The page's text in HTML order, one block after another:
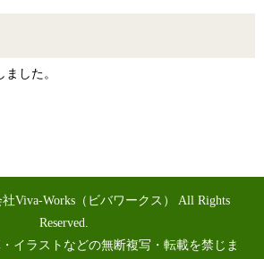
した。
Viva-Works（ビバワークス） All Rights
Reserved.
・イラストなどの無断複写・転載を禁じま